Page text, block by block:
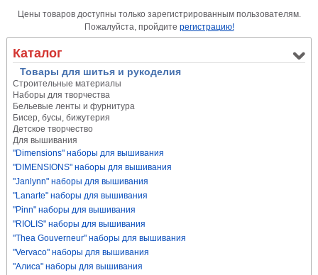
Цены товаров доступны только зарегистрированным пользователям.
Пожалуйста, пройдите регистрацию!
Каталог
Товары для шитья и рукоделия
Строительные материалы
Наборы для творчества
Бельевые ленты и фурнитура
Бисер, бусы, бижутерия
Детское творчество
Для вышивания
"Dimensions" наборы для вышивания
"DIMENSIONS" наборы для вышивания
"Janlynn" наборы для вышивания
"Lanarte" наборы для вышивания
"Pinn" наборы для вышивания
"RIOLIS" наборы для вышивания
"Thea Gouverneur" наборы для вышивания
"Vervaco" наборы для вышивания
"Алиса" наборы для вышивания